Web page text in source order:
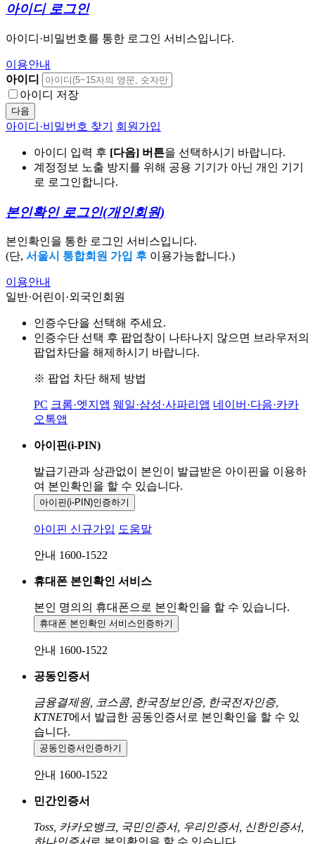
아이디 로그인
아이디·비밀번호를 통한 로그인 서비스입니다.
이용안내
아이디
아이디 저장
다음
아이디·비밀번호 찾기 회원가입
아이디 입력 후 [다음] 버튼을 선택하시기 바랍니다.
계정정보 노출 방지를 위해 공용 기기가 아닌 개인 기기
로 로그인합니다.
본인확인 로그인(개인회원)
본인확인을 통한 로그인 서비스입니다.
(단, 서울시 통합회원 가입 후 이용가능합니다.)
이용안내
일반·어린이·외국인회원
인증수단을 선택해 주세요.
인증수단 선택 후 팝업창이 나타나지 않으면 브라우저의
팝업차단을 해제하시기 바랍니다.
※ 팝업 차단 해제 방법
PC 크롬·엣지앱 웨일·삼성·사파리앱 네이버·다음·카카
오톡앱
아이핀(i-PIN)
발급기관과 상관없이 본인이 발급받은 아이핀을 이용하
여 본인확인을 할 수 있습니다.
아이핀(i-PIN)인증하기
아이핀 신규가입 도움말
안내 1600-1522
휴대폰 본인확인 서비스
본인 명의의 휴대폰으로 본인확인을 할 수 있습니다.
휴대폰 본인확인 서비스인증하기
안내 1600-1522
공동인증서
금융결제원, 코스콤, 한국정보인증, 한국전자인증,
KTNET에서 발급한 공동인증서로 본인확인을 할 수 있
습니다.
공동인증서 인증하기
안내 1600-1522
민간인증서
Toss, 카카오뱅크, 국민인증서, 우리인증서, 신한인증서,